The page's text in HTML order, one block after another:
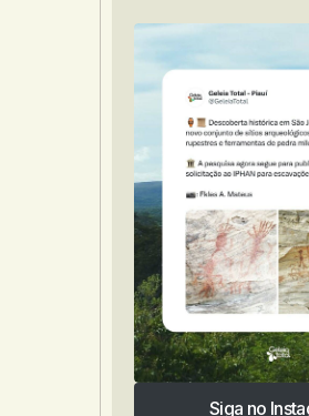
Siga no